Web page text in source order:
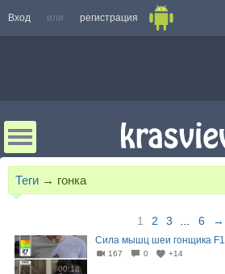
Вход или регистрация
Теги → гонка
1 2 3 6 →
00:18
Сила мышц шеи гонщика F1
167 0 +14